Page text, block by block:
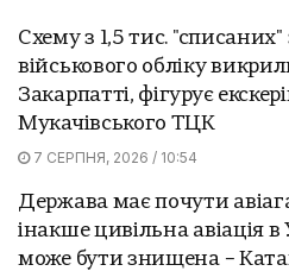
Схему з 1,5 тис. "списаних"
військового обліку
Закарпатті, фігурує
Мукачівського ТЦК
7 СЕРПНЯ, 2026 / 10:54
Держава має почути
інакше цивільна авіація в
може бути знищена –